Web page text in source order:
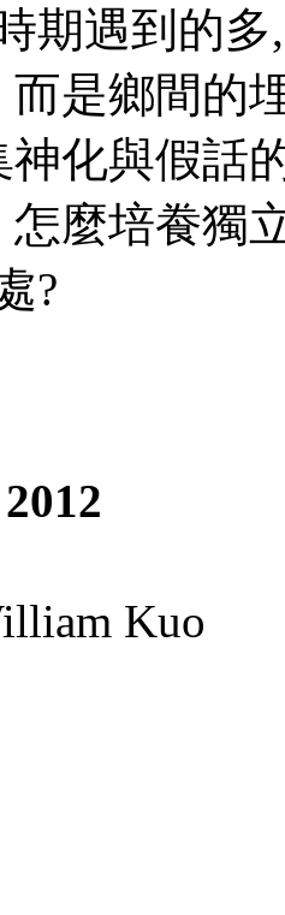
期遇到的
而是鄉間的
化與假話
麼培飬獨
?
Kuo